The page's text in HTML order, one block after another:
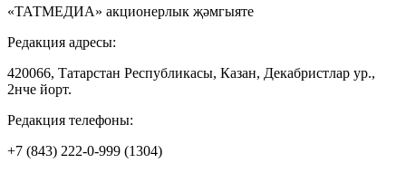
«ТАТМЕДИА» акционерлык җәмгыяте
Редакция адресы:
420066, Татарстан Республикасы, Казан, Декабристлар ур.,
2нче йорт.
Редакция телефоны:
+7 (843) 222-0-999 (1304)